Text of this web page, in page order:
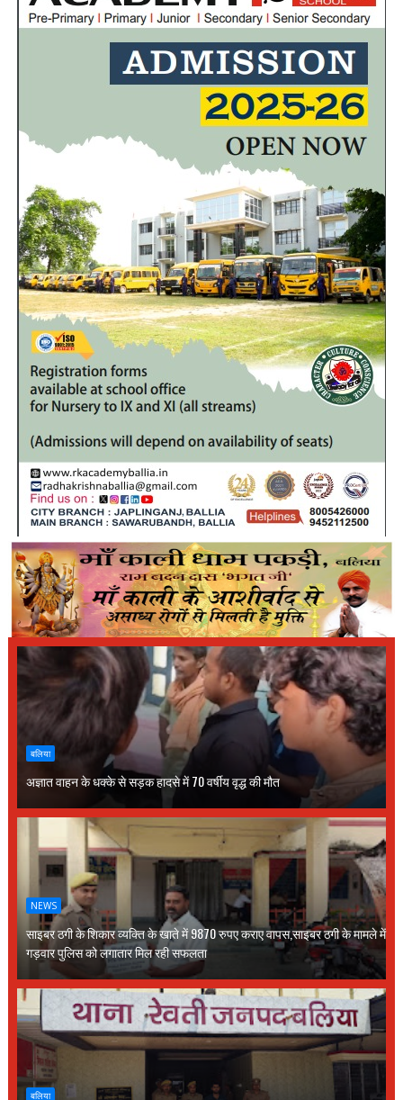
बलिया
अज्ञात वाहन के धक्के से सड़क हादसे में 70 वर्षीय वृद्ध की मौत
NEWS
साइबर ठगी के शिकार व्यक्ति के खाते में 9870 रुपए कराए वापस,साइबर ठगी के मामले में
गड़वार पुलिस को लगातार मिल रही सफलता
बलिया